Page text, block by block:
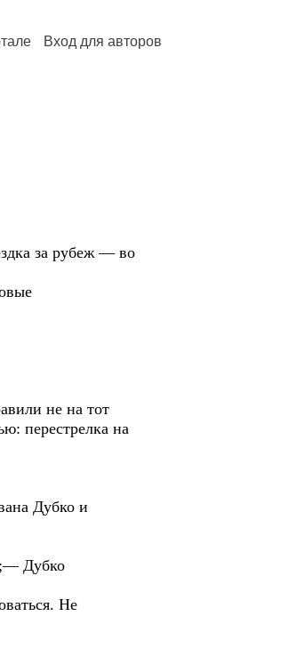
Вход для авторов
за рубеж — во
не на тот
перестрелка на
Дубко и
Дубко
Не